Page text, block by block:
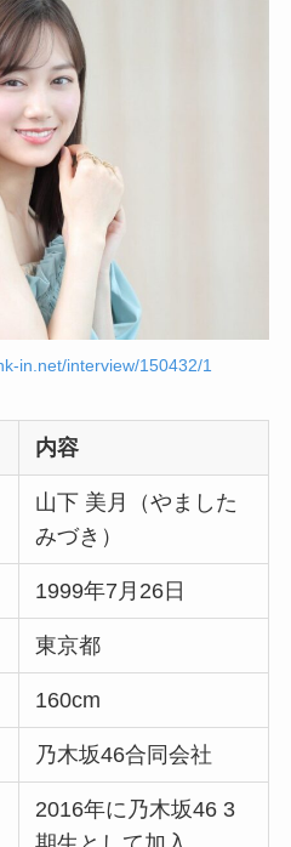
in.net/interview/150432/1
内容
山下 美月（やました
みづき）
1999年7月26日
東京都
160cm
乃木坂46合同会社
2016年に乃木坂46 3